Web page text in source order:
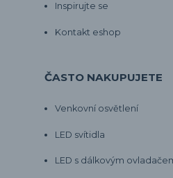
Inspirujte se
Kontakt eshop
ČASTO NAKUPUJETE
Venkovní osvětlení
LED svítidla
LED s dálkovým